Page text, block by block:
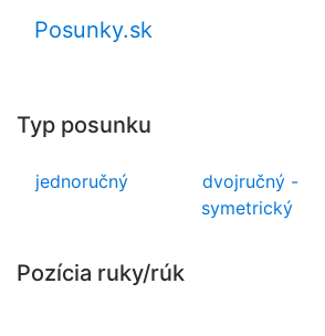
Posunky.sk
Typ posunku
jednoručný
dvojručný -
symetrický
Pozícia ruky/rúk